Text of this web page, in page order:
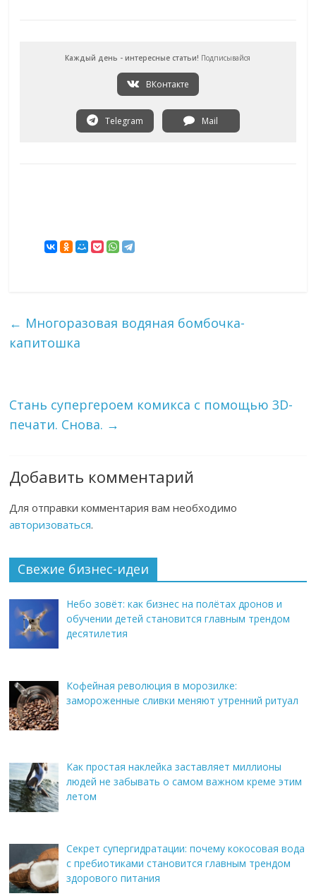
Каждый день - интересные статьи! Подписывайся
ВКонтакте
Telegram Mail
← Многоразовая водяная бомбочка-
капитошка
Стань супергероем комикса с помощью 3D-
печати. Снова. →
Добавить комментарий
Для отправки комментария вам необходимо
авторизоваться.
Свежие бизнес-идеи
Небо зовёт: как бизнес на полётах дронов и
обучении детей становится главным трендом
десятилетия
Кофейная революция в морозилке:
замороженные сливки меняют утренний ритуал
Как простая наклейка заставляет миллионы
людей не забывать о самом важном креме этим
летом
Секрет супергидратации: почему кокосовая вода
с пребиотиками становится главным трендом
здорового питания